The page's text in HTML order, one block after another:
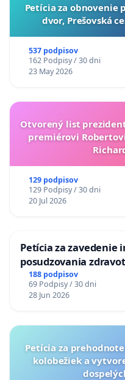
​Petícia za obnovenie
dvor, Prešovská
537 podpisov
162 Podpisy / 30 dni
23 May 2026
Otvorený list
premiérovi
129 podpisov
129 Podpisy / 30 dni
20 Jul 2026
Petícia za zavedenie
posudzovania
diabetom 1. a 2. typu
Policajného zboru SR
188 podpisov
69 Podpisy / 30 dni
28 Jun 2026
Petícia za
kolobežiek a